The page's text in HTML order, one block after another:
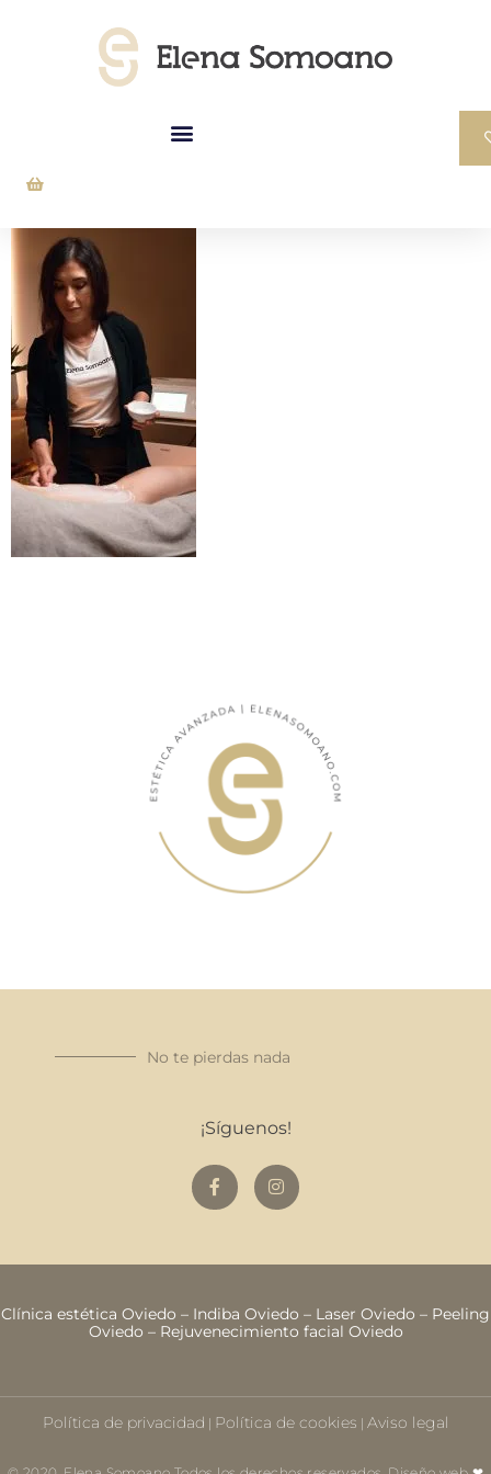
No te pierdas nada
¡Síguenos!
Clínica estética Oviedo – Indiba Oviedo – Laser Oviedo – Peeling
Oviedo – Rejuvenecimiento facial Oviedo
Política de privacidad | Política de cookies | Aviso legal